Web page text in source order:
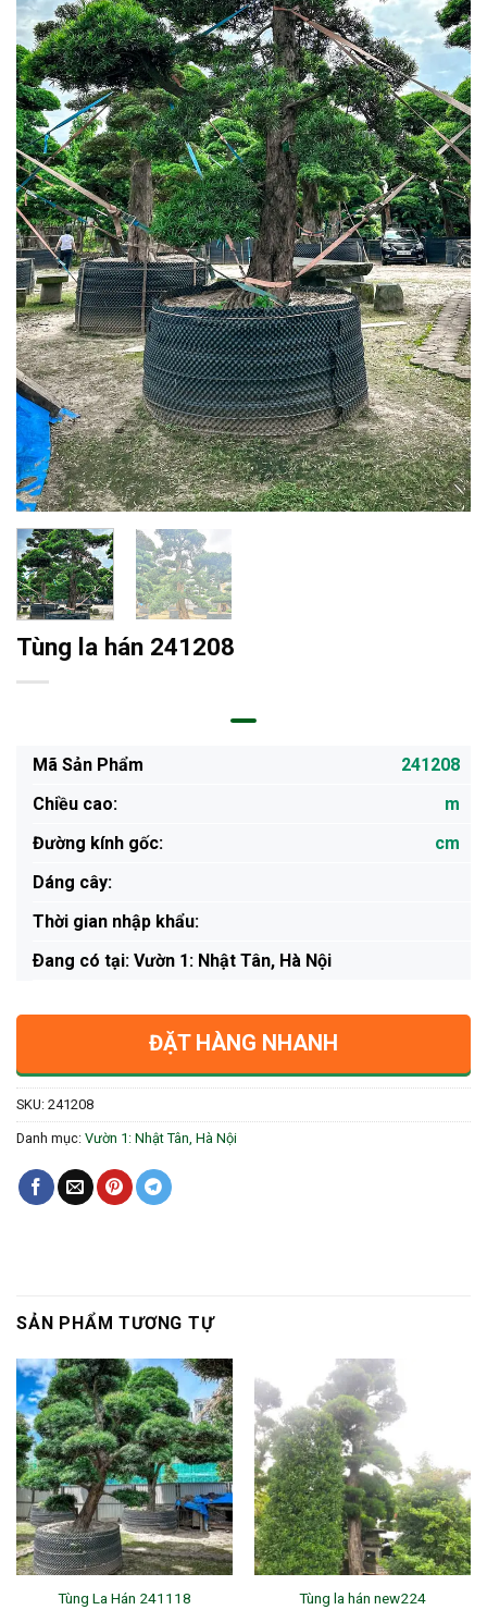
Tùng la hán 241208
Mã Sản Phẩm
241208
Chiều cao:
m
Đường kính gốc:
cm
Dáng cây:
Thời gian nhập khẩu:
Ðang có tại: Vườn 1: Nhật Tân, Hà Nội
ĐẶT HÀNG NHANH
SKU: 241208
Danh mục: Vườn 1: Nhật Tân, Hà Nội
SẢN PHẨM TƯƠNG TỰ
Tùng La Hán 241118 Tùng la hán new224